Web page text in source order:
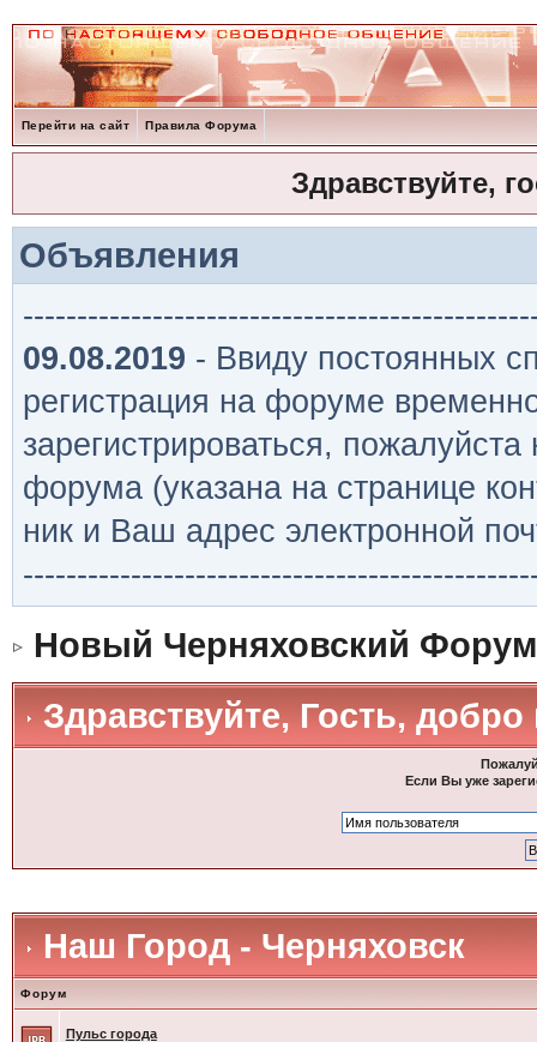
Перейти на сайт Правила Форума
Здравствуйте,
Объявления
09.08.2019 - Ввиду постоянных
регистрация на форуме
зарегистрироваться,
форума (указана на странице
ник и Ваш адрес электронной
Новый Черняховский Форум
Здравствуйте, Гость,
Если Вы уже
Наш Город - Черняховск
Форум
Пульс города